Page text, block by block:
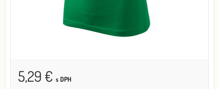
5,29 € s DPH